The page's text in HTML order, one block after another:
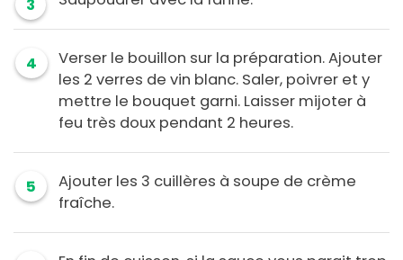
3
4
Verser le bouillon sur la préparation. Ajouter
les 2 verres de vin blanc. Saler, poivrer et y
mettre le bouquet garni. Laisser mijoter à
feu très doux pendant 2 heures.
5
Ajouter les 3 cuillères à soupe de crème
fraîche.